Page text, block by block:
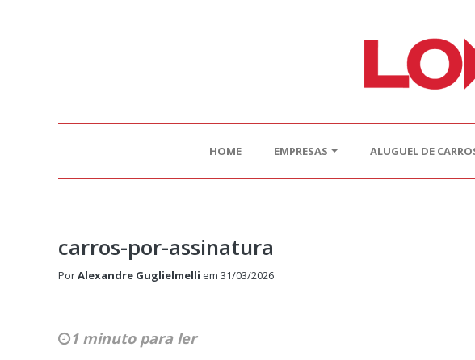
HOME EMPRESAS ALUGUEL DE
carros-por-assinatura
PorAlexandre Guglielmelli em 31/03/2026
1 minuto para ler